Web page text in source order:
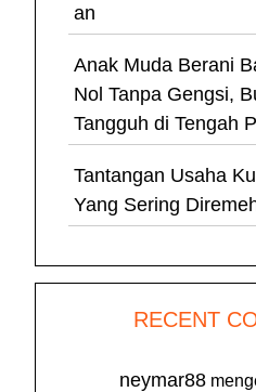
an
Anak Muda Berani
Nol Tanpa Gengsi,
Tangguh di Tengah
Tantangan Usaha
Yang Sering
RECENT
neymar88